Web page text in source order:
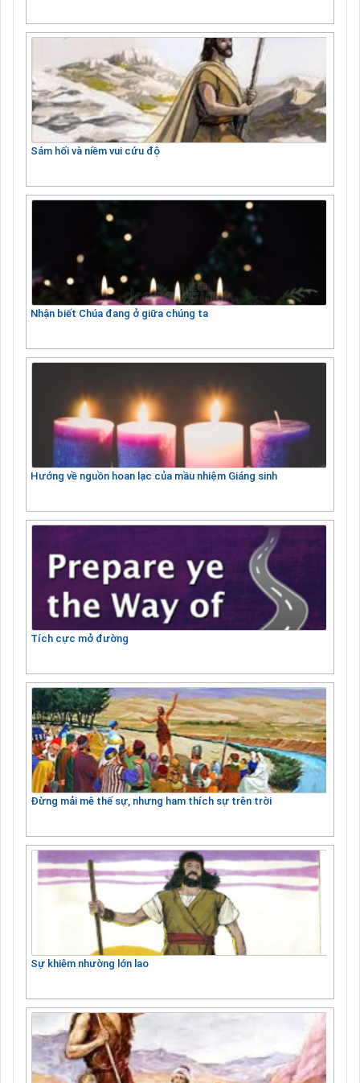
Sám hối và niềm vui cứu độ
Nhận biết Chúa đang ở giữa chúng ta
Hướng về nguồn hoan lạc của mầu nhiệm Giáng sinh
Tích cực mở đường
Đừng mải mê thế sự, nhưng ham thích sự trên trời
Sự khiêm nhường lớn lao